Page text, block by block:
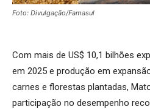
Foto: Divulgação/Famasul
Com mais de US$ 10,1 bilhões
em 2025 e produção em
carnes e florestas plantadas,
participação no desempenho